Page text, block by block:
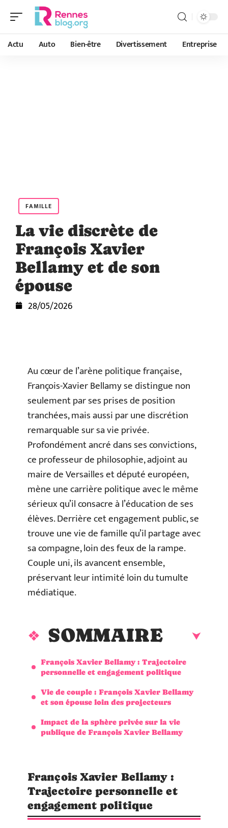
Actu Auto Bien-être Divertissement Entreprise
FAMILLE
La vie discrète de
François Xavier
Bellamy et de son
épouse
28/05/2026
Au cœur de l’arène politique française,
François-Xavier Bellamy se distingue non
seulement par ses prises de position
tranchées, mais aussi par une discrétion
remarquable sur sa vie privée.
Profondément ancré dans ses convictions,
ce professeur de philosophie, adjoint au
maire de Versailles et député européen,
mène une carrière politique avec le même
sérieux qu’il consacre à l’éducation de ses
élèves. Derrière cet engagement public, se
trouve une vie de famille qu’il partage avec
sa compagne, loin des feux de la rampe.
Couple uni, ils avancent ensemble,
préservant leur intimité loin du tumulte
médiatique.
SOMMAIRE
François Xavier Bellamy : Trajectoire
personnelle et engagement politique
Vie de couple : François Xavier Bellamy
et son épouse loin des projecteurs
Impact de la sphère privée sur la vie
publique de François Xavier Bellamy
François Xavier Bellamy :
Trajectoire personnelle et
engagement politique